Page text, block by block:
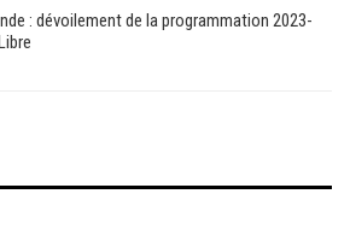
: dévoilement de la programmation 2023-